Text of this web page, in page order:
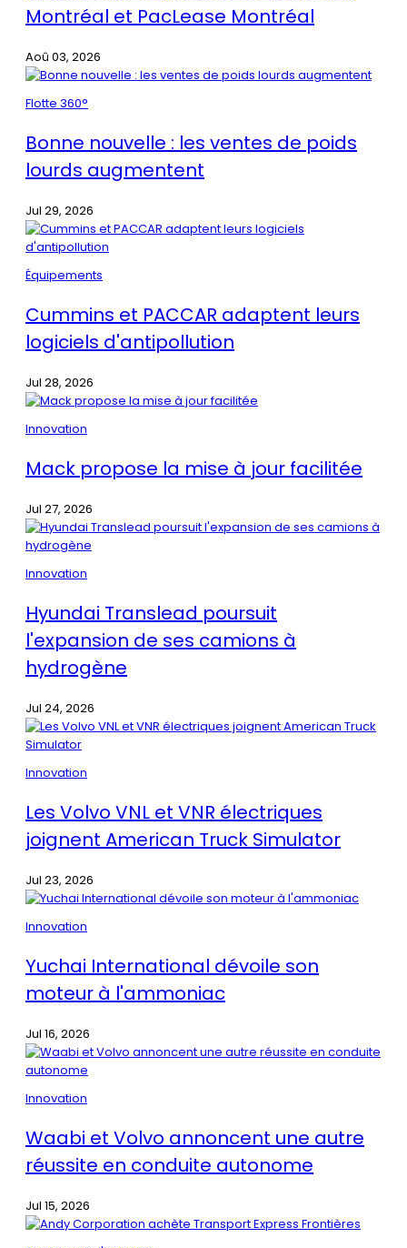
Montréal et PacLease Montréal
Aoû 03, 2026
Flotte 360°
Bonne nouvelle : les ventes de poids
lourds augmentent
Jul 29, 2026
Équipements
Cummins et PACCAR adaptent leurs
logiciels d'antipollution
Jul 28, 2026
Innovation
Mack propose la mise à jour facilitée
Jul 27, 2026
Innovation
Hyundai Translead poursuit
l'expansion de ses camions à
hydrogène
Jul 24, 2026
Innovation
Les Volvo VNL et VNR électriques
joignent American Truck Simulator
Jul 23, 2026
Innovation
Yuchai International dévoile son
moteur à l'ammoniac
Jul 16, 2026
Innovation
Waabi et Volvo annoncent une autre
réussite en conduite autonome
Jul 15, 2026